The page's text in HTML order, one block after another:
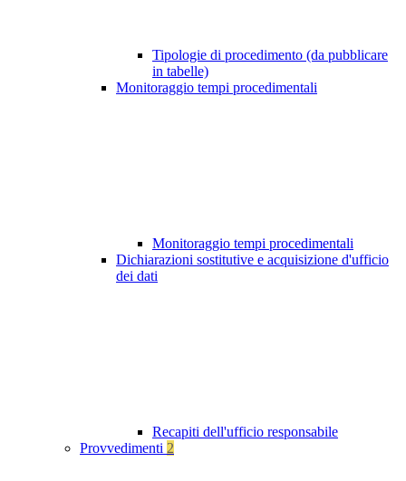
Tipologie di procedimento (da pubblicare
in tabelle)
Monitoraggio tempi procedimentali
Monitoraggio tempi procedimentali
Dichiarazioni sostitutive e acquisizione d'ufficio
dei dati
Recapiti dell'ufficio responsabile
Provvedimenti 2